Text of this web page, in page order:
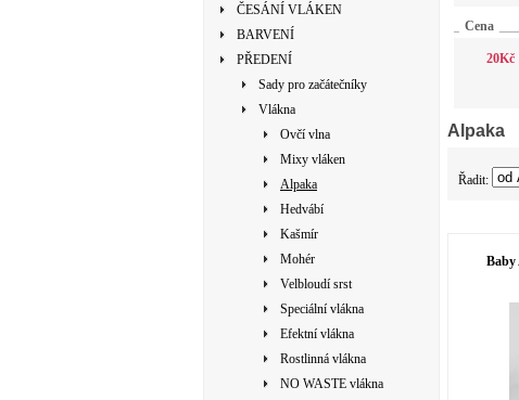
ČESÁNÍ VLÁKEN
BARVENÍ
PŘEDENÍ
Sady pro začátečníky
Vlákna
Ovčí vlna
Mixy vláken
Alpaka
Hedvábí
Kašmír
Mohér
Velbloudí srst
Speciální vlákna
Efektní vlákna
Rostlinná vlákna
NO WASTE vlákna
Cena
20Kč
Alpaka
Řadit:
Baby